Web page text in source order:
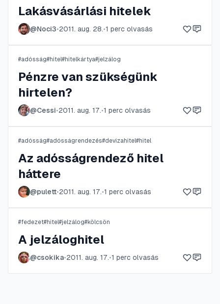
Lakásvásárlási hitelek
@Noci3•2011. aug. 28.•1 perc olvasás
#adósság#hitel#hitelkártya#jelzálog
Pénzre van szükségünk
hirtelen?
@Cessi•2011. aug. 17.•1 perc olvasás
#adósság#adósságrendezés#devizahitel#hitel
Az adósságrendező hitel
háttere
@pulett•2011. aug. 17.•1 perc olvasás
#fedezet#hitel#jelzálog#kölcsön
A jelzáloghitel
@csokika•2011. aug. 17.•1 perc olvasás